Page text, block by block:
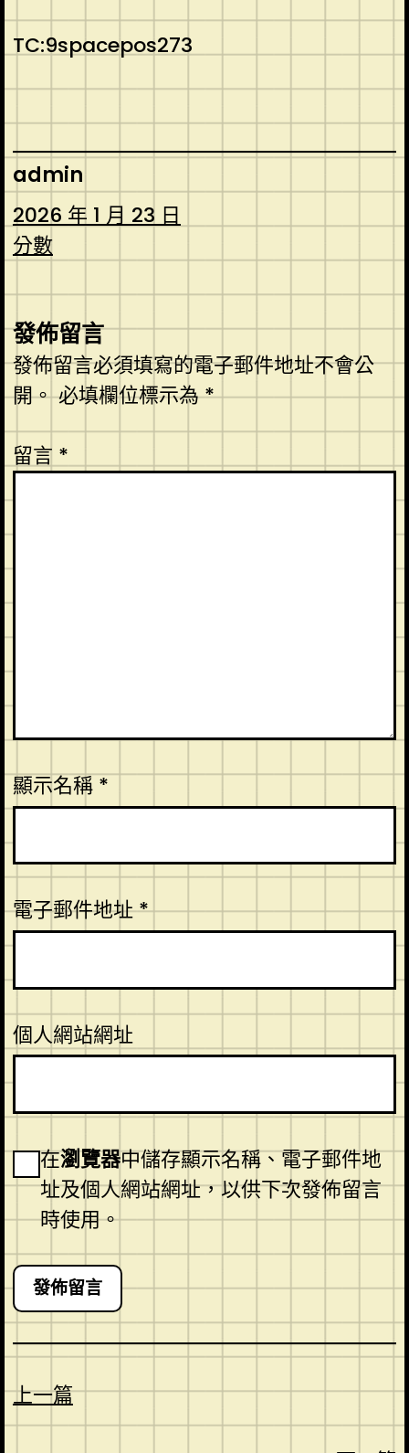
TC:9spacepos273
admin
2026 年 1 月 23 日
分數
發佈留言
發佈留言必須填寫的電子郵件地址不會公
開。必填欄位標示為*
留言 *
顯示名稱 *
電子郵件地址*
個人網站網址
在瀏覽器中儲存顯示名稱、電子郵件地
址及個人網站網址，以供下次發佈留言
時使用。
上一篇